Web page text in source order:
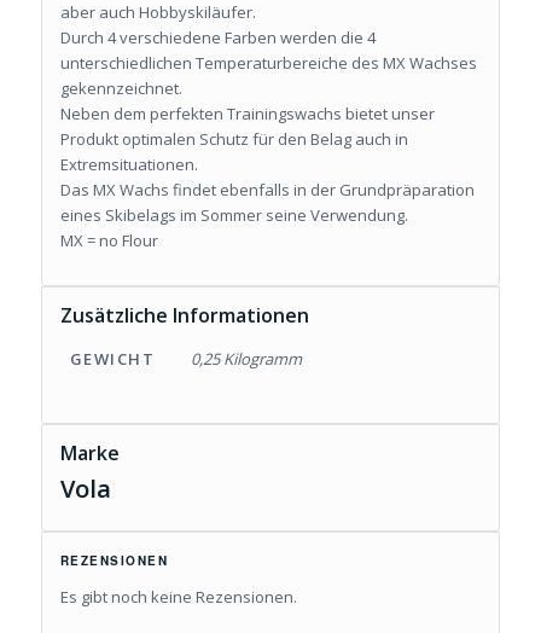
aber auch Hobbyskiläufer.
Durch 4 verschiedene Farben werden die 4
unterschiedlichen Temperaturbereiche des MX Wachses
gekennzeichnet.
Neben dem perfekten Trainingswachs bietet unser
Produkt optimalen Schutz für den Belag auch in
Extremsituationen.
Das MX Wachs findet ebenfalls in der Grundpräparation
eines Skibelags im Sommer seine Verwendung.
MX = no Flour
Zusätzliche Informationen
GEWICHT 0,25 Kilogramm
Marke
Vola
REZENSIONEN
Es gibt noch keine Rezensionen.